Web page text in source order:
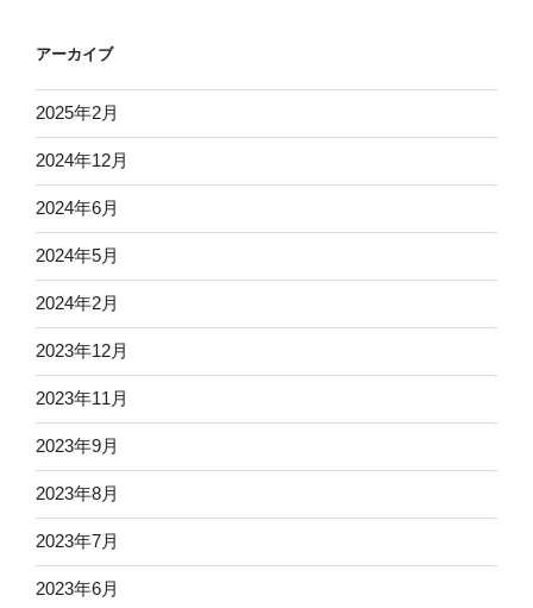
アーカイブ
2025年2月
2024年12月
2024年6月
2024年5月
2024年2月
2023年12月
2023年11月
2023年9月
2023年8月
2023年7月
2023年6月